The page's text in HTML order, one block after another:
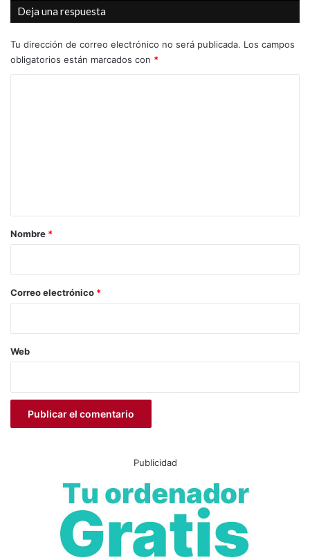
Deja una respuesta
Tu dirección de correo electrónico no será publicada. Los campos
obligatorios están marcados con *
r
*
Nombre *
Correo electrónico *
Web
Publicidad